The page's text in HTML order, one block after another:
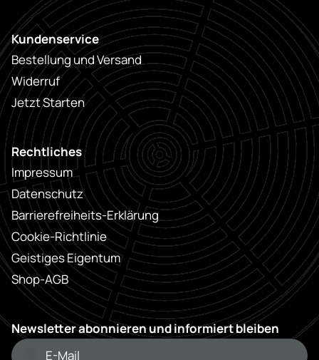
Kundenservice
Bestellung und Versand
Widerruf
Jetzt Starten
Rechtliches
Impressum
Datenschutz
Barrierefreiheits-Erklärung
Cookie-Richtlinie
Geistiges Eigentum
Shop-AGB
Newsletter abonnieren und informiert bleiben